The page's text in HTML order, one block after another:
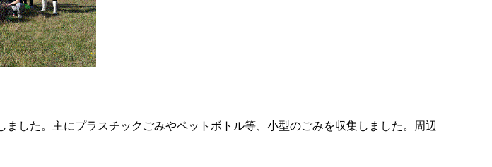
した。主にプラスチックごみやペットボトル等、小型のごみを収集しました。周辺